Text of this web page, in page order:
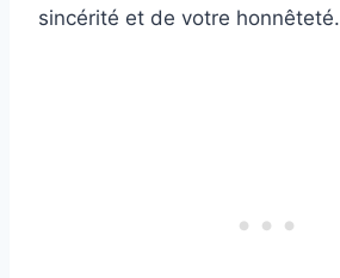
sincérité et de votre honnêteté.